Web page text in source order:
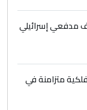
مدفعي إسرائيلي
4 ظواهر فلكية متزامنة في